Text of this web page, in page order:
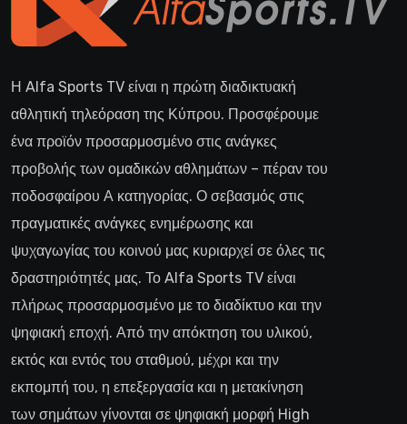
Η Alfa Sports TV είναι η πρώτη διαδικτυακή
αθλητική τηλεόραση της Κύπρου. Προσφέρουμε
ένα προϊόν προσαρμοσμένο στις ανάγκες
προβολής των ομαδικών αθλημάτων – πέραν του
ποδοσφαίρου Α κατηγορίας. Ο σεβασμός στις
πραγματικές ανάγκες ενημέρωσης και
ψυχαγωγίας του κοινού μας κυριαρχεί σε όλες τις
δραστηριότητές μας. Το Alfa Sports TV είναι
πλήρως προσαρμοσμένο με το διαδίκτυο και την
ψηφιακή εποχή. Από την απόκτηση του υλικού,
εκτός και εντός του σταθμού, μέχρι και την
εκπομπή του, η επεξεργασία και η μετακίνηση
των σημάτων γίνονται σε ψηφιακή μορφή High